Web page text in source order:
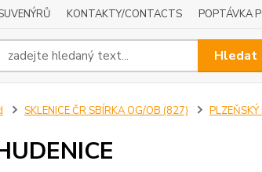
KONTAKTY/CONTACTS POPTÁVKA
Hledat
SKLENICE ČR SBÍRKA OG/OB (827)